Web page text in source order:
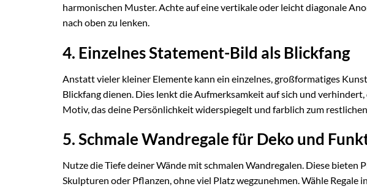
harmonischen Muster. Achte auf eine vertikale oder leicht diagonale
nach oben zu lenken.
4. Einzelnes Statement-Bild als Blickfang
Anstatt vieler kleiner Elemente kann ein einzelnes, großformatiges
Blickfang dienen. Dies lenkt die Aufmerksamkeit auf sich und
Motiv, das deine Persönlichkeit widerspiegelt und farblich zum
5. Schmale Wandregale für Deko und
Nutze die Tiefe deiner Wände mit schmalen Wandregalen. Diese bieten
Skulpturen oder Pflanzen, ohne viel Platz wegzunehmen. Wähle Regale